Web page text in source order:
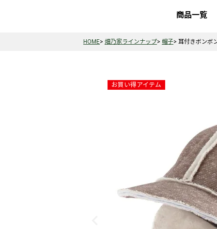
商品一覧
HOME 畑乃家ラインナップ 帽子 耳付きボンボ
お買い得アイテム